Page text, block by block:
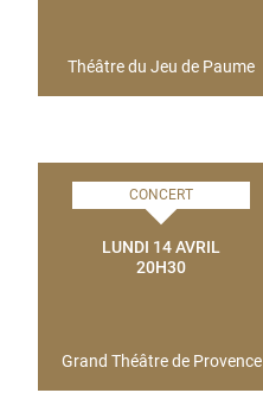
Théâtre du Jeu de Paume
CONCERT
LUNDI 14 AVRIL
20H30
Grand Théâtre de Provence